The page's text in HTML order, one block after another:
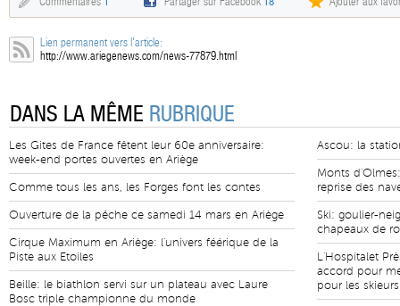
Lien permanent vers l'article:
http://www.ariegenews.com/news-77879.html
DANS LA MÊME RUBRIQUE
Les Gites de France fêtent leur 60e anniversaire:
week-end portes ouvertes en Ariège
Comme tous les ans, les Forges font les contes
Ouverture de la pêche ce samedi 14 mars en Ariège
Cirque Maximum en Ariège: l'univers féérique de la
Piste aux Etoiles
Beille: le biathlon servi sur un plateau avec Laure
Bosc triple championne du monde
Ascou: la
Monts
reprise des
Ski: goulier-
chapeaux de
L'Hospitalet
accord pour
pour les skieurs